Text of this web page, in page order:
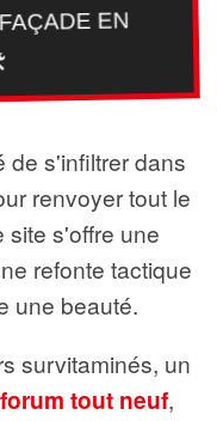
EN
de s'infiltrer dans
renvoyer tout le
site s'offre une
refonte tactique
une beauté.
survitaminés, un
forum tout neuf,